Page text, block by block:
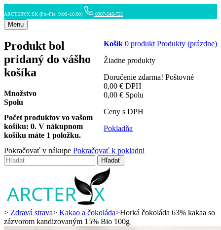
ARCTERYX.SK (Po–Pia: 9:00–16:00) 0907-548-755
Menu
Košík 0 produkt Produkty (prázdne)
Žiadne produkty
Doručenie zdarma! Poštovné
0,00 € DPH
0,00 € Spolu
Ceny s DPH
Pokladňa
Produkt bol
pridaný do vášho
košíka
Množstvo
Spolu
Počet produktov vo vašom
košíku: 0. V nákupnom
košíku máte 1 položku.
Pokračovať v nákupe Pokračovať k pokladni
Hľadať
> Zdravá strava> Kakao a čokoláda>Horká čokoláda 63% kakaa so
zázvorom kandizovaným 15% Bio 100g